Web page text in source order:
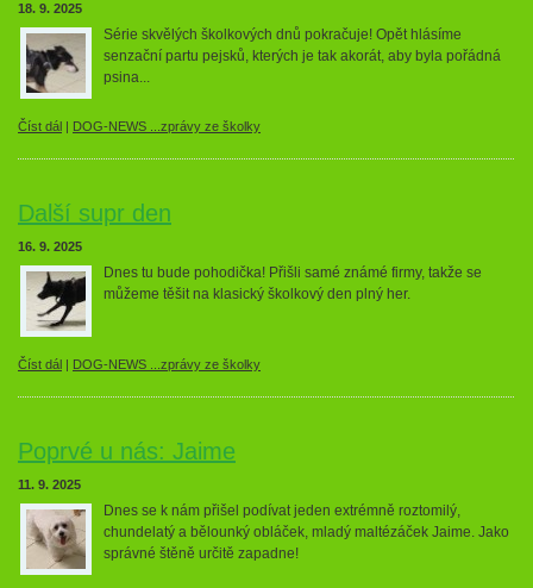
18. 9. 2025
Série skvělých školkových dnů pokračuje! Opět hlásíme
senzační partu pejsků, kterých je tak akorát, aby byla pořádná
psina...
Číst dál | DOG-NEWS ...zprávy ze školky
Další supr den
16. 9. 2025
Dnes tu bude pohodička! Přišli samé známé firmy, takže se
můžeme těšit na klasický školkový den plný her.
Číst dál | DOG-NEWS ...zprávy ze školky
Poprvé u nás: Jaime
11. 9. 2025
Dnes se k nám přišel podívat jeden extrémně roztomilý,
chundelatý a bělounký obláček, mladý maltézáček Jaime. Jako
správné štěně určitě zapadne!